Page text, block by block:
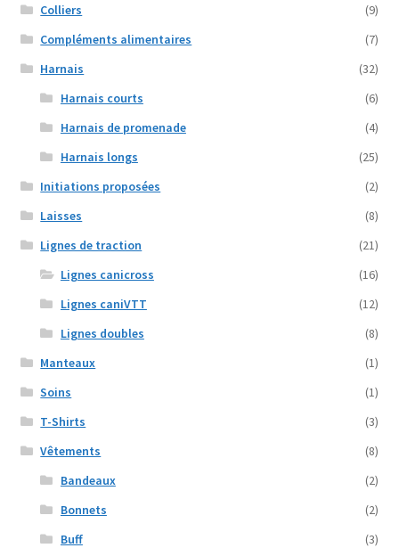
Colliers
(9)
Compléments alimentaires
(7)
Harnais
(32)
Harnais courts
(6)
Harnais de promenade
(4)
Harnais longs
(25)
Initiations proposées
(2)
Laisses
(8)
Lignes de traction
(21)
Lignes canicross
(16)
Lignes caniVTT
(12)
Lignes doubles
(8)
Manteaux
(1)
Soins
(1)
T-Shirts
(3)
Vêtements
(8)
Bandeaux
(2)
Bonnets
(2)
Buff
(3)